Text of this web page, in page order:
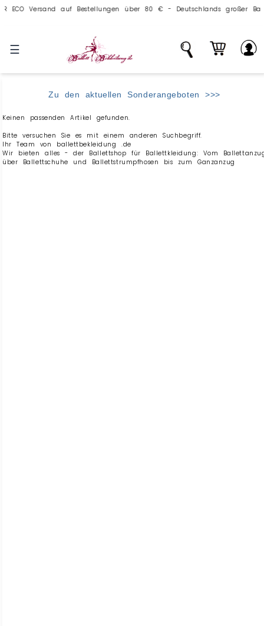
ECO Versand auf Bestellungen über 80 € - Deutschlands großer
☰
Zu den aktuellen Sonderangeboten >>>
Keinen passenden Artikel gefunden.
Bitte versuchen Sie es mit einem anderen Suchbegriff.
Ihr Team von ballettbekleidung .de
Wir bieten alles - der Ballettshop für Ballettkleidung: Vom
über Ballettschuhe und Ballettstrumpfhosen bis zum Ganzanzug